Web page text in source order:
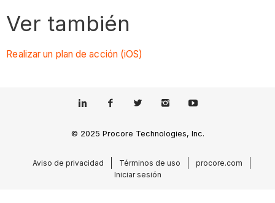
Ver también
Realizar un plan de acción (iOS)
© 2025 Procore Technologies, Inc.
Aviso de privacidad Términos de uso
procore.com
Iniciar sesión